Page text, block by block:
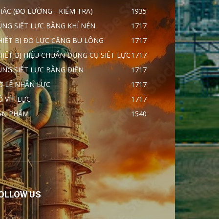
(ĐO LƯỜNG - KIỂM TRA)
1935
SIẾT LỰC BẰNG KHÍ NÉN
1717
BỊ ĐO LỰC CĂNG BU LÔNG
1717
BỊ HIỆU CHUẨN DỤNG CỤ SIẾT LỰC1717
SIẾT LỰC BẰNG ĐIỆN
1717
LÊ NHÂN LỰC
1717
VÍT LỰC
1717
PHẨM
1540
US